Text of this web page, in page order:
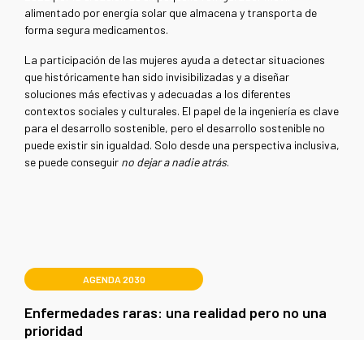
alimentado por energía solar que almacena y transporta de
forma segura medicamentos.
La participación de las mujeres ayuda a detectar situaciones
que históricamente han sido invisibilizadas y a diseñar
soluciones más efectivas y adecuadas a los diferentes
contextos sociales y culturales. El papel de la ingeniería es clave
para el desarrollo sostenible, pero el desarrollo sostenible no
puede existir sin igualdad. Solo desde una perspectiva inclusiva,
se puede conseguir no dejar a nadie atrás.
AGENDA 2030
Enfermedades raras: una realidad pero no una
prioridad